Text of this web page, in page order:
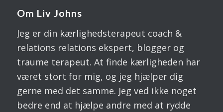
Om Liv Johns
Jeg er din kærlighedsterapeut coach &
relations relations ekspert, blogger og
traume terapeut. At finde kærligheden har
været stort for mig, og jeg hjælper dig
gerne med det samme. Jeg ved ikke noget
bedre end at hjælpe andre med at rydde